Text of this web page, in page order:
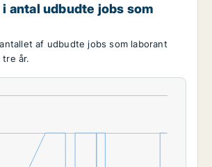
antal udbudte jobs som
af udbudte jobs som laborant
år.